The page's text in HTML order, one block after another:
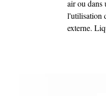
air ou dans
l'utilisation
externe.